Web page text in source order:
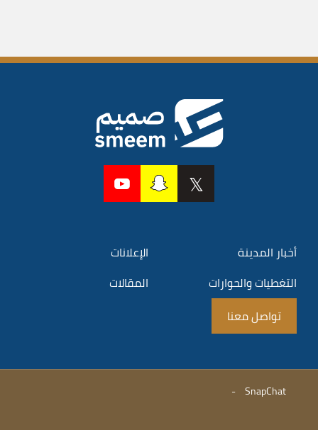
أخبار المدينة
الإعلانات
التغطيات والحوارات
المقالات
تواصل معنا
SnapChat
-